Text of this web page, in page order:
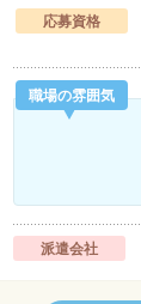
応募資格
職場の雰囲気
派遣会社